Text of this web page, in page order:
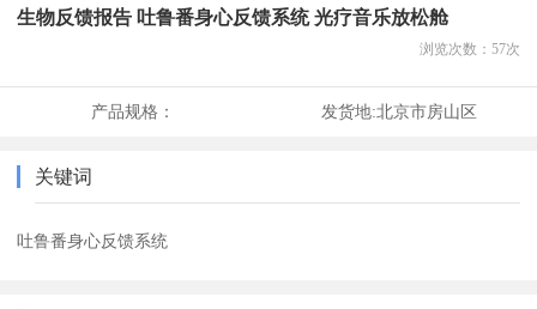
生物反馈报告 吐鲁番身心反馈系统 光疗音乐放松舱
浏览次数： 57次
产品规格： 发货地:北京市房山区
关键词
吐鲁番身心反馈系统